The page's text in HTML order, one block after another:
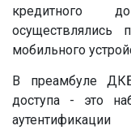
кредитного
мобильного
В преамбуле
доступа - это